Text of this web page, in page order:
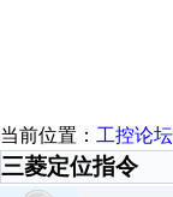
当前位置： 工控论坛
三菱定位指令